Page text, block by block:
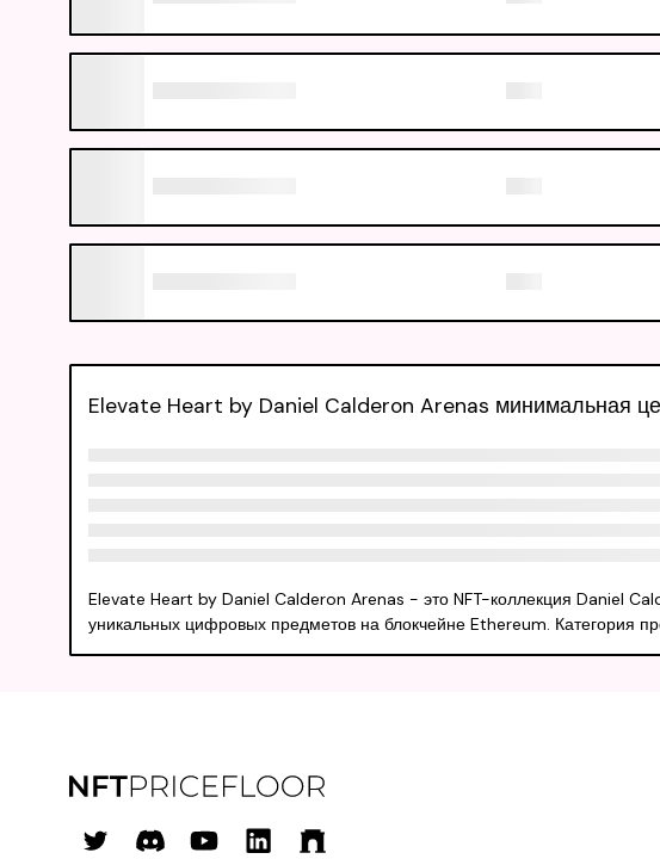
Elevate Heart by Daniel Calderon Arenas минимальная
Elevate Heart by Daniel Calderon Arenas - это NFT-коллекция Daniel
уникальных цифровых предметов на блокчейне Ethereum. Категория